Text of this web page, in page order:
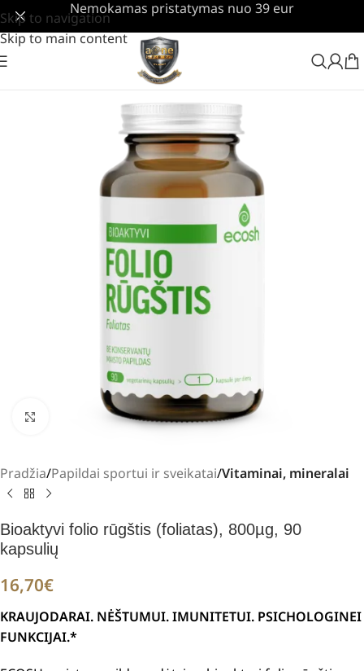
Skip to navigation
Skip to main content
Nemokamas pristatymas nuo 39 eur
Pradžia Papildai sportui ir sveikatai Vitaminai, mineralai
Bioaktyvi folio rūgštis (foliatas), 800µg, 90
kapsulių
16,70€
KRAUJODARAI. NĖŠTUMUI. IMUNITETUI. PSICHOLOGINEI
FUNKCIJAI.*